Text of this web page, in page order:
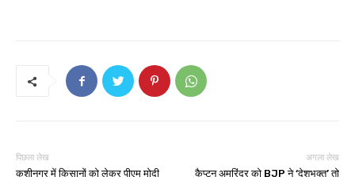
पिछला लेख
कुशीनगर में किसानों को लेकर पीएम मोदी
अगला लेख
कैप्टन अमरिंदर को BJP ने ‘देशभक्त’ तो